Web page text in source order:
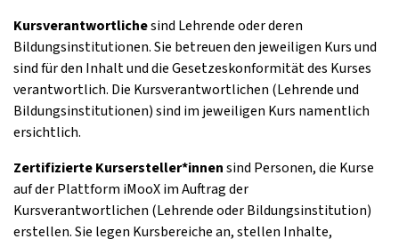
Kursverantwortlichesind Lehrende oder deren
Bildungsinstitutionen. Sie betreuen den jeweiligen Kurs und
sind für den Inhalt und die Gesetzeskonformität des Kurses
verantwortlich. Die Kursverantwortlichen (Lehrende und
Bildungsinstitutionen) sind im jeweiligen Kurs namentlich
ersichtlich.
Zertifizierte Kursersteller*innensind Personen, die Kurse
auf der Plattform iMooX im Auftrag der
Kursverantwortlichen (Lehrende oder Bildungsinstitution)
erstellen. Sie legen Kursbereiche an, stellen Inhalte,